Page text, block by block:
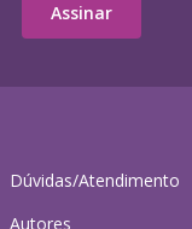
Dúvidas/Atendimento
Autores
Assinar